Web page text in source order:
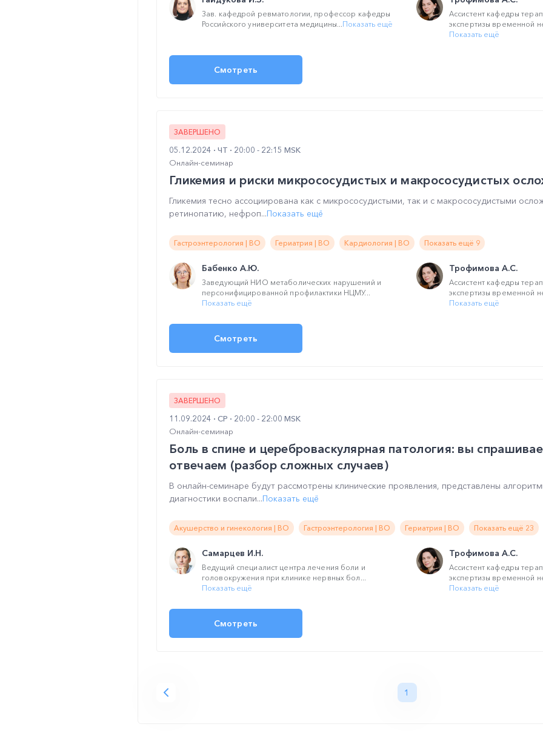
Зав. кафедрой ревматологии, профессор кафедры
Российского университета медицины...Показать ещё
Ассистент кафедры
экспертизы временной
Показать ещё
Смотреть
ЗАВЕРШЕНО
05.12.2024 ЧТ 20:00 - 22:15 MSK
Онлайн-семинар
Гликемия и риски микрососудистых и макрососудистых
Гликемия тесно ассоциирована как с микрососудистыми, так и с макрососудистыми
ретинопатию, нефроп...Показать ещё
Гастроэнтерология | ВО Гериатрия | ВО Кардиология | ВО Показать ещё 9
Бабенко А.Ю.
Заведующий НИО метаболических нарушений и
персонифицированной профилактики НЦМУ...
Показать ещё
Трофимова А.С.
Ассистент кафедры
экспертизы временной
Показать ещё
Смотреть
ЗАВЕРШЕНО
11.09.2024 СР 20:00 - 22:00 MSK
Онлайн-семинар
Боль в спине и цереброваскулярная патология: вы
отвечаем (разбор сложных случаев)
В онлайн-семинаре будут рассмотрены клинические проявления, представлены
диагностики воспали...Показать ещё
Акушерство и гинекология | ВО Гастроэнтерология | ВО Гериатрия | ВО Показать ещё 23
Самарцев И.Н.
Ведущий специалист центра лечения боли и
головокружения при клинике нервных бол...
Показать ещё
Трофимова А.С.
Ассистент кафедры
экспертизы временной
Показать ещё
Смотреть
1